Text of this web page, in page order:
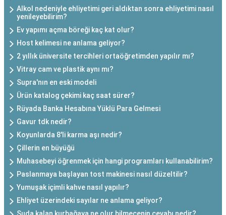
Alkol nedeniyle ehliyetimi geri aldıktan sonra ehliyetimi nasıl
yenileyebilirim?
Ev yapımı açma böreği kaç kat olur?
Host kelimesi ne anlama geliyor?
2 yıllık üniversite tercihleri ortaöğretimden yapılır mı?
Vitray cam ve plastik aynı mı?
Supra'nın en eski modeli
Ürün katalog çekimi kaç saat sürer?
Rüyada Banka Hesabına Yüklü Para Gelmesi
Gavur tdk nedir?
Koyunlarda 8'li karma aşı nedir?
Çillerin en büyüğü
Muhasebeyi öğrenmek için hangi programları kullanabilirim?
Paslanmaya başlayan tost makinesi nasıl düzeltilir?
Yumuşak içimli kahve nasıl yapılır?
Ehliyet üzerindeki sayılar ne anlama geliyor?